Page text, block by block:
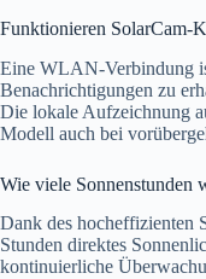
Funktionieren SolarCam-
Eine WLAN-Verbindung
Benachrichtigungen zu
Die lokale Aufzeichnung
Modell auch bei
Wie viele Sonnenstunden
Dank des hocheffizienten
Stunden direktes
kontinuierliche